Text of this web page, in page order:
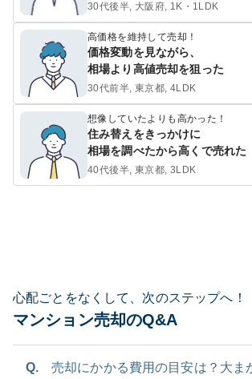
30代後半, 大阪府, 1K・1LDK
高価格を維持して売却！
価格変動を見ながら、
相場より高値売却を狙った
30代前半, 東京都, 4LDK
想像していたよりも高かった！
住み替えをきっかけに
相場を調べたから高くで売れた
40代後半, 東京都, 3LDK
心配ごとをなくして、次のステップへ！
マンション売却のQ&A
Q.
売却にかかる費用の目安は？大ま